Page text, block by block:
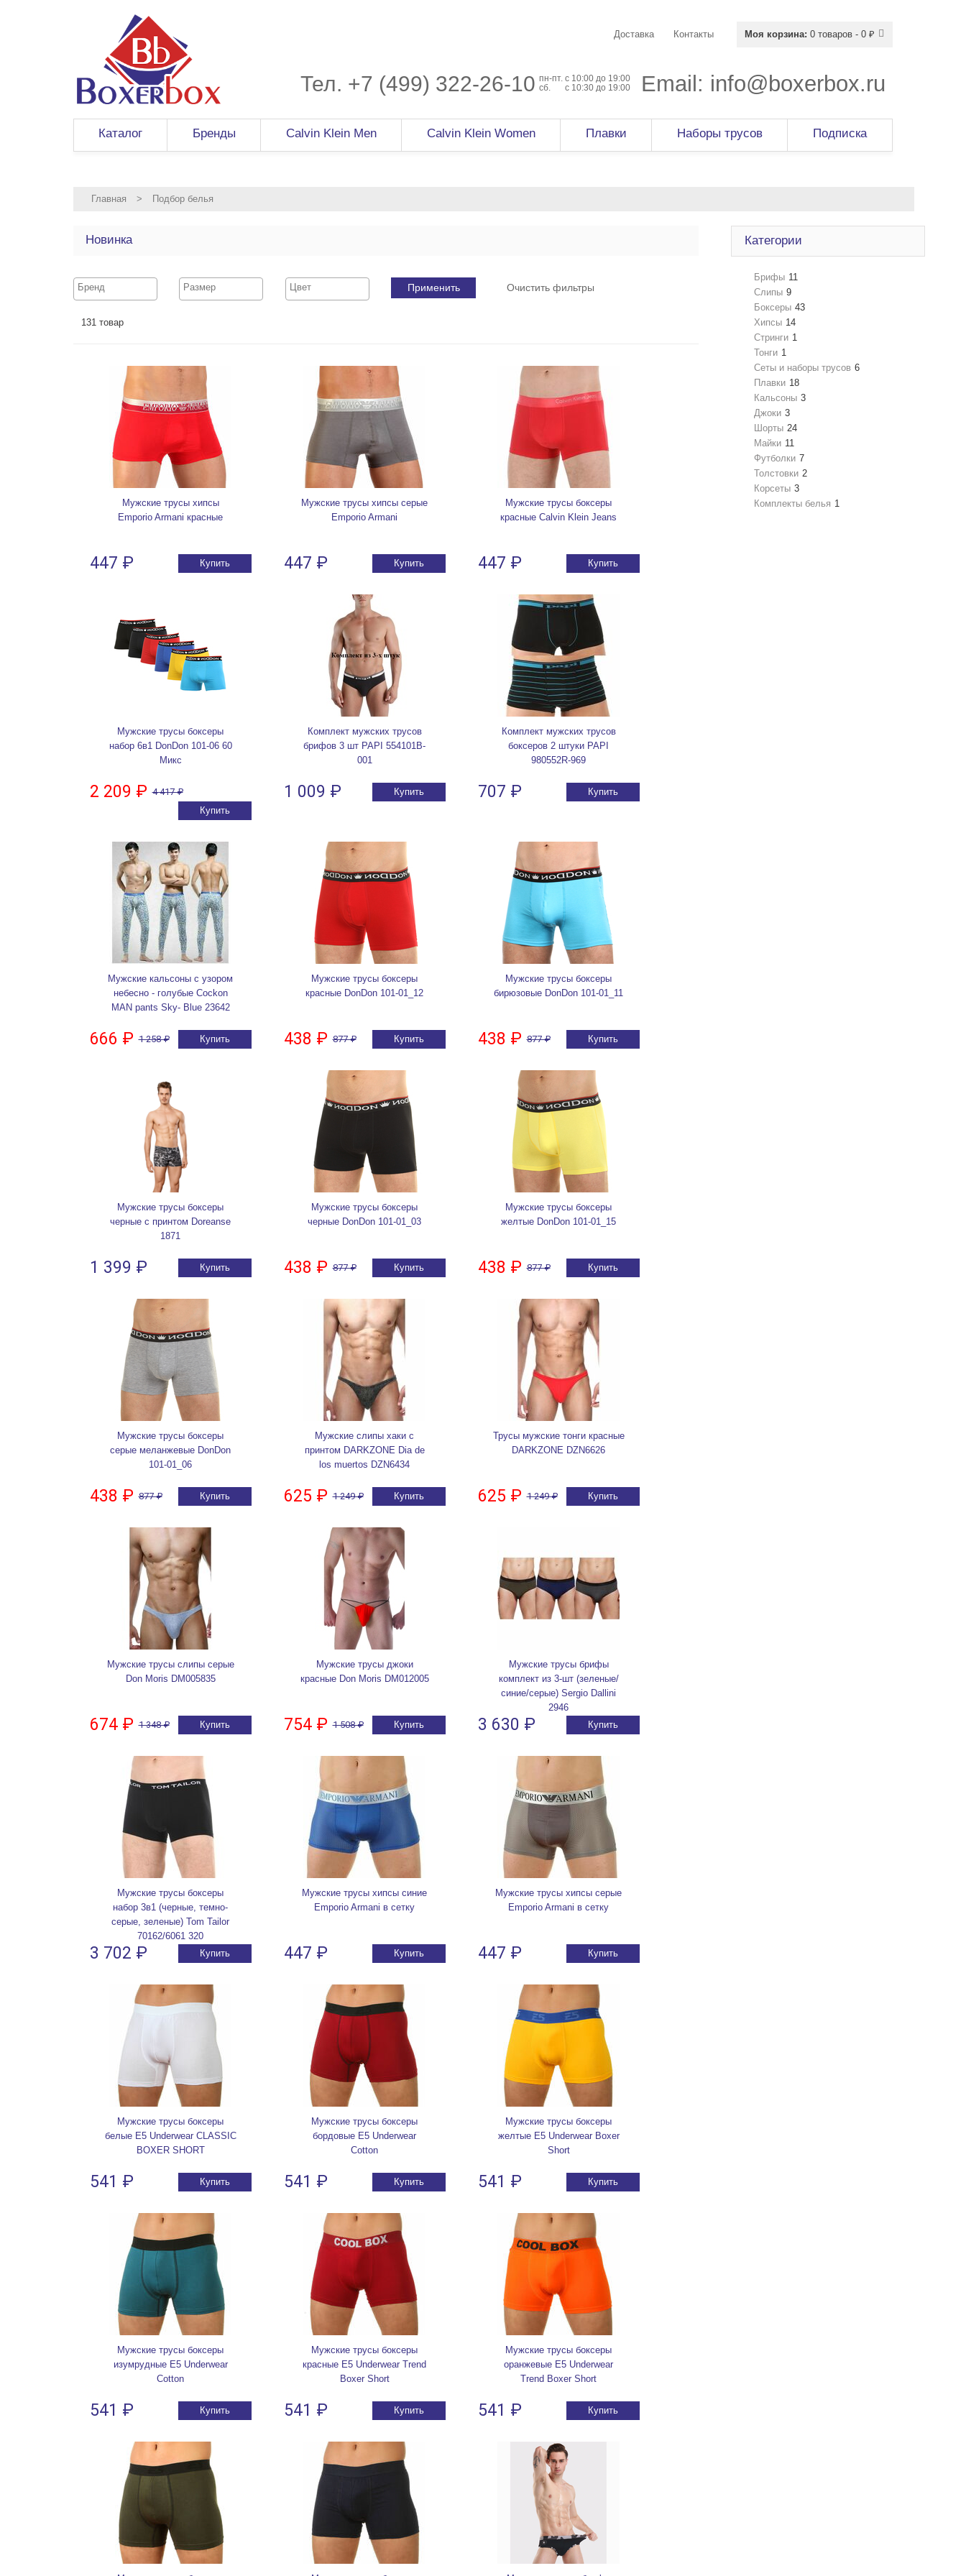
Моя корзина: 0 товаров - 0 ₽
Доставка Контакты
Тел. +7 (499) 322-26-10 пн-пт. c 10:00 до 19:00
сб.
с 10:30 до 19:00 Email: info@boxerbox.ru
Каталог Бренды Calvin Klein Men Calvin Klein Women Плавки Наборы трусов Подписка
Главная > Подбор белья
Категории
Брифы 11
Слипы 9
Боксеры 43
Хипсы 14
Стринги 1
Тонги 1
Сеты и наборы трусов 6
Плавки 18
Кальсоны 3
Джоки 3
Шорты 24
Майки 11
Футболки 7
Толстовки 2
Корсеты 3
Комплекты белья 1
Новинка
Применить Очистить фильтры
131 товар
Мужские трусы хипсы
Emporio Armani красные
447 ₽ Купить
Мужские трусы хипсы серые
Emporio Armani
447 ₽ Купить
Мужские трусы боксеры
красные Calvin Klein Jeans
447 ₽ Купить
Мужские трусы боксеры
набор 6в1 DonDon 101-06 60
Микс
2 209 ₽ 4 417 ₽
Купить
Комплект мужских трусов
брифов 3 шт PAPI 554101B-
001
1 009 ₽ Купить
Комплект мужских трусов
боксеров 2 штуки PAPI
980552R-969
707 ₽ Купить
Мужские кальсоны с узором
небесно - голубые Cockon
MAN pants Sky- Blue 23642
666 ₽ 1 258 ₽ Купить
Мужские трусы боксеры
красные DonDon 101-01_12
438 ₽ 877 ₽ Купить
Мужские трусы боксеры
бирюзовые DonDon 101-01_11
438 ₽ 877 ₽ Купить
Мужские трусы боксеры
черные с принтом Doreanse
1871
1 399 ₽ Купить
Мужские трусы боксеры
черные DonDon 101-01_03
438 ₽ 877 ₽ Купить
Мужские трусы боксеры
желтые DonDon 101-01_15
438 ₽ 877 ₽ Купить
Мужские трусы боксеры
серые меланжевые DonDon
101-01_06
438 ₽ 877 ₽ Купить
Мужские слипы хаки с
принтом DARKZONE Dia de
los muertos DZN6434
625 ₽ 1 249 ₽ Купить
Трусы мужские тонги красные
DARKZONE DZN6626
625 ₽ 1 249 ₽ Купить
Мужские трусы слипы серые
Don Moris DM005835
674 ₽ 1 348 ₽ Купить
Мужские трусы джоки
красные Don Moris DM012005
754 ₽ 1 508 ₽ Купить
Мужские трусы брифы
комплект из 3-шт (зеленые/
синие/серые) Sergio Dallini
2946
3 630 ₽ Купить
Мужские трусы боксеры
набор 3в1 (черные, темно-
серые, зеленые) Tom Tailor
70162/6061 320
3 702 ₽ Купить
Мужские трусы хипсы синие
Emporio Armani в сетку
447 ₽ Купить
Мужские трусы хипсы серые
Emporio Armani в сетку
447 ₽ Купить
Мужские трусы боксеры
белые E5 Underwear CLASSIC
BOXER SHORT
541 ₽ Купить
Мужские трусы боксеры
бордовые E5 Underwear
Cotton
541 ₽ Купить
Мужские трусы боксеры
желтые E5 Underwear Boxer
Short
541 ₽ Купить
Мужские трусы боксеры
изумрудные E5 Underwear
Cotton
541 ₽ Купить
Мужские трусы боксеры
красные E5 Underwear Trend
Boxer Short
541 ₽ Купить
Мужские трусы боксеры
оранжевые E5 Underwear
Trend Boxer Short
541 ₽ Купить